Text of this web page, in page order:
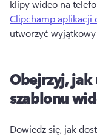
klipy wideo na
Clipchamp aplikacji
utworzyć
Obejrzyj, jak
szablonu
Dowiedz się, jak